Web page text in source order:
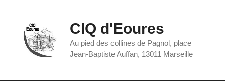
CIQ d'Eoures
Au pied des collines de Pagnol, place
Jean-Baptiste Auffan, 13011 Marseille